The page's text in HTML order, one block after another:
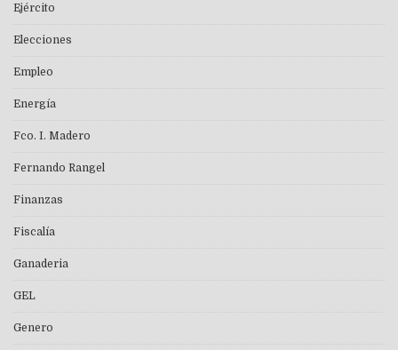
Ejército
Elecciones
Empleo
Energía
Fco. I. Madero
Fernando Rangel
Finanzas
Fiscalía
Ganaderia
GEL
Genero